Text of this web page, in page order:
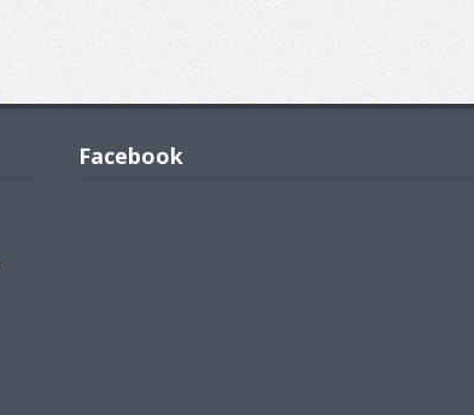
Facebook